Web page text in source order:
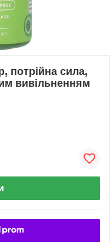
потрійна сила,
вивільненням